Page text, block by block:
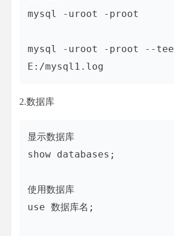
mysql -uroot -proot
mysql -uroot -proot --tee
2.数据库
显示数据库
show databases;
使用数据库
use 数据库名;